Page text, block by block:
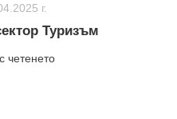
г.
Туризъм
четенето